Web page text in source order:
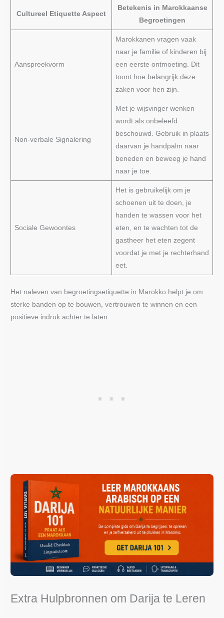
Cultureel Etiquette Aspect
Betekenis in Marokkaanse
Begroetingen
Aanspreekvorm
Marokkanen vragen vaak
naar je familie of kinderen bij
een eerste ontmoeting. Dit
toont hoe belangrijk deze
zaken voor hen zijn.
Non-verbale Signalering
Met je wijsvinger wenken
wordt als onbeleefd
beschouwd. Gebruik in plaats
daarvan je handpalm naar
beneden en beweeg je hand
naar je toe.
Sociale Gewoontes
Het is gebruikelijk om je
schoenen uit te doen, je
handen te wassen voor het
eten, en te wachten tot de
gastheer het eten zegent
voordat je met je rechterhand
eet.
Het naleven van begroetingsetiquette in Marokko helpt je om
sterke banden op te bouwen, vertrouwen te winnen en een
positieve indruk achter te laten.
Extra Hulpbronnen om Darija te Leren